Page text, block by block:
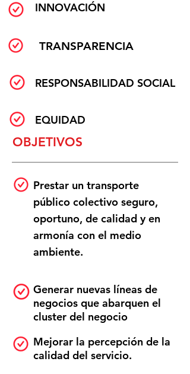
INNOVACIÓN
TRANSPARENCIA
RESPONSABILIDAD SOCIAL
EQUIDAD
OBJETIVOS
Prestar un transporte
público colectivo seguro,
oportuno, de calidad y en
armonía con el medio
ambiente.
Generar nuevas líneas de
negocios que abarquen el
cluster del negocio
Mejorar la percepción de la
calidad del servicio.